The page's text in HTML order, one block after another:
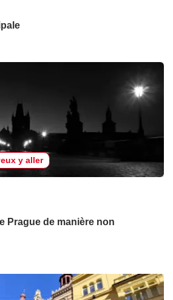
y aller
Prague de manière non